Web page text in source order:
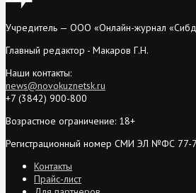
Учредитель — ООО «Онлайн-журнал
Главный редактор - Макаров Г.Н.
Наши контакты:
news@novokuznetsk.ru
+7 (3842) 900-800
Возрастное ограничение: 18+
Регистрационный номер СМИ ЭЛ №ФС 77-
Контакты
Прайс-лист